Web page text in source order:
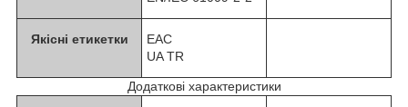
Якісні етикетки
EAC
UA TR
Додаткові характеристики